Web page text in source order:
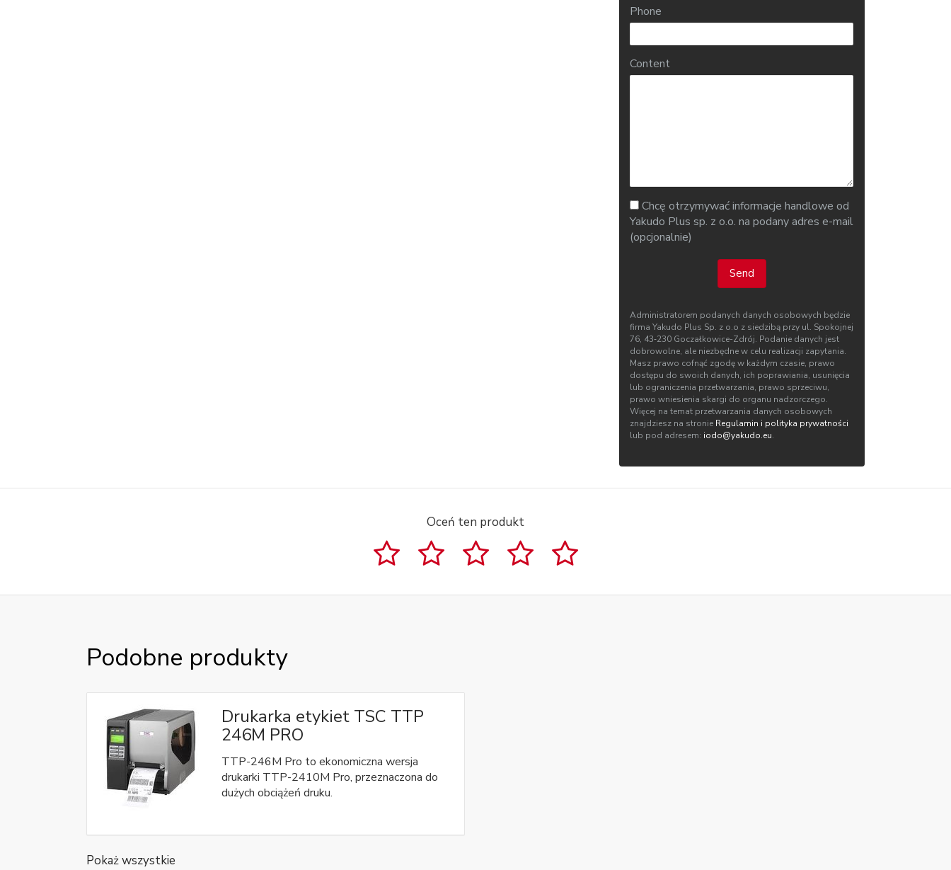
Phone
Content
Chcę otrzymywać informacje handlowe od
Yakudo Plus sp. z o.o. na podany adres e-mail
(opcjonalnie)
Send
Administratorem podanych danych osobowych będzie
firma Yakudo Plus Sp. z o.o z siedzibą przy ul. Spokojnej
76, 43‑230 Goczałkowice-Zdrój. Podanie danych jest
dobrowolne, ale niezbędne w celu realizacji zapytania.
Masz prawo cofnąć zgodę w każdym czasie, prawo
dostępu do swoich danych, ich poprawiania, usunięcia
lub ograniczenia przetwarzania, prawo sprzeciwu,
prawo wniesienia skargi do organu nadzorczego.
Więcej na temat przetwarzania danych osobowych
znajdziesz na stronie Regulamin i polityka prywatności
lub pod adresem: iodo@yakudo.eu.
Oceń ten produkt
Podobne produkty
Drukarka etykiet TSC TTP
246M PRO
TTP-246M Pro to ekonomiczna wersja
drukarki TTP-2410M Pro, przeznaczona do
dużych obciążeń druku.
Pokaż wszystkie